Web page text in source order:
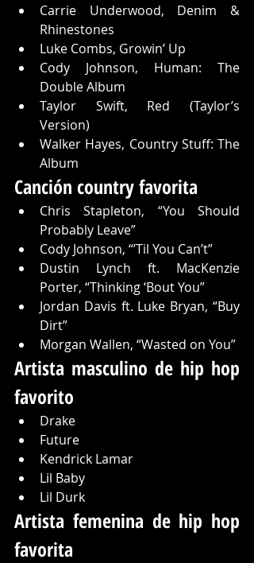
Carrie Underwood, Denim &
Rhinestones
Luke Combs, Growin’ Up
Cody Johnson, Human: The
Double Album
Taylor Swift, Red (Taylor’s
Version)
Walker Hayes, Country Stuff: The
Album
Canción country favorita
Chris Stapleton, “You Should
Probably Leave”
Cody Johnson, “’Til You Can’t”
Dustin Lynch ft. MacKenzie
Porter, “Thinking ‘Bout You”
Jordan Davis ft. Luke Bryan, “Buy
Dirt”
Morgan Wallen, “Wasted on You”
Artista masculino de hip hop
favorito
Drake
Future
Kendrick Lamar
Lil Baby
Lil Durk
Artista femenina de hip hop
favorita